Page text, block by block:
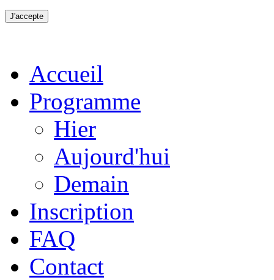
Accueil
Programme
Hier
Aujourd'hui
Demain
Inscription
FAQ
Contact